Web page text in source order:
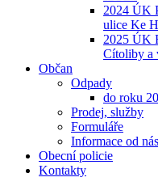
2024 ÚK
ulice Ke
2025 ÚK
Cítoliby a
Občan
Odpady
do roku
Prodej, služby
Formuláře
Informace od nás
Obecní policie
Kontakty